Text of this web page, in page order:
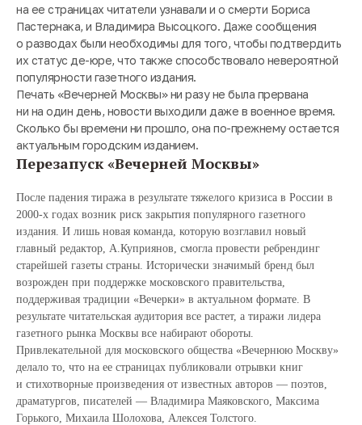
на ее страницах читатели узнавали и о смерти Бориса
Пастернака, и Владимира Высоцкого. Даже сообщения
о разводах были необходимы для того, чтобы подтвердить
их статус де-юре, что также способствовало невероятной
популярности газетного издания.
Печать «Вечерней Москвы» ни разу не была прервана
ни на один день, новости выходили даже в военное время.
Сколько бы времени ни прошло, она по-прежнему остается
актуальным городским изданием.
Перезапуск «Вечерней Москвы»
После падения тиража в результате тяжелого кризиса в России в
2000-х годах возник риск закрытия популярного газетного
издания. И лишь новая команда, которую возглавил новый
главный редактор, А.Куприянов, смогла провести ребрендинг
старейшей газеты страны. Исторически значимый бренд был
возрожден при поддержке московского правительства,
поддерживая традиции «Вечерки» в актуальном формате. В
результате читательская аудитория все растет, а тиражи лидера
газетного рынка Москвы все набирают обороты.
Привлекательной для московского общества «Вечернюю Москву»
делало то, что на ее страницах публиковали отрывки книг
и стихотворные произведения от известных авторов — поэтов,
драматургов, писателей — Владимира Маяковского, Максима
Горького, Михаила Шолохова, Алексея Толстого.